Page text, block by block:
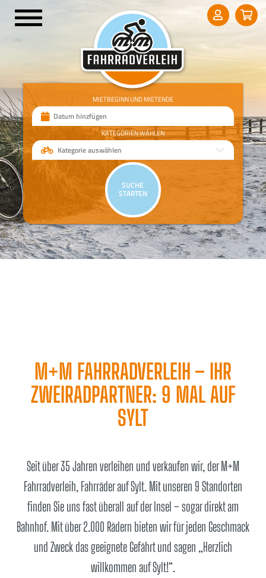
MIETBEGINN UND MIETENDE
Datum hinzfügen
KATEGORIEN WÄHLEN
Kategorie auswählen
SUCHE
STARTEN
M+M FAHRRADVERLEIH – IHR
ZWEIRADPARTNER: 9 MAL AUF
SYLT
Seit über 35 Jahren verleihen und verkaufen wir, der M+M
Fahrradverleih, Fahrräder auf Sylt. Mit unseren 9 Standorten
finden Sie uns fast überall auf der Insel – sogar direkt am
Bahnhof. Mit über 2.000 Rädern bieten wir für jeden Geschmack
und Zweck das geeignete Gefährt und sagen „Herzlich
willkommen auf Sylt!“.